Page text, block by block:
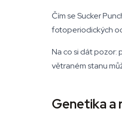
Čím se Sucker
fotoperiodických
Na co si dát pozor:
větraném stanu
Genetika a